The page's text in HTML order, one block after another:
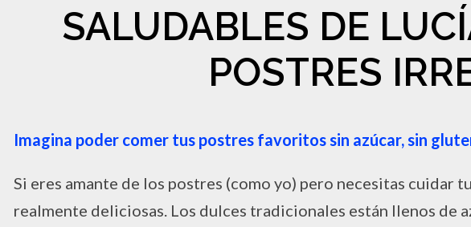
SALUDABLES DE
POSTRES
Imagina poder comer tus postres favoritos sin azúcar, sin
Si eres amante de los postres (como yo) pero necesitas cuidar
realmente deliciosas. Los dulces tradicionales están llenos de